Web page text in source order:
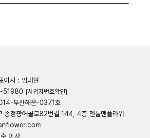
이사 : 임대현
51980 [사업자번호확인]
부산해운-0371호
송정광어골로82번길 144, 4층 젠틀맨플라워
이사